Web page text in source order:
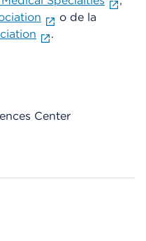
o de la
.
Center